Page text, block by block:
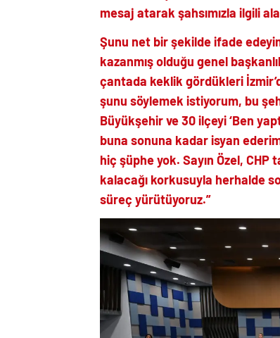
mesaj atarak şahsımızla ilgili
Şunu net bir şekilde ifade
kazanmış olduğu genel
çantada keklik gördükleri
şunu söylemek istiyorum, bu
Büyükşehir ve 30 ilçeyi ‘Ben
buna sonuna kadar isyan
hiç şüphe yok. Sayın Özel,
kalacağı korkusuyla herhalde
süreç yürütüyoruz.”